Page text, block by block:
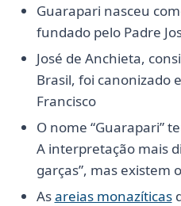
Guarapari nasceu
fundado pelo Padre
José de Anchieta,
Brasil, foi canonizado
Francisco
O nome “Guarapari”
A interpretação mais
garças”, mas existem
Asareias monazíticas